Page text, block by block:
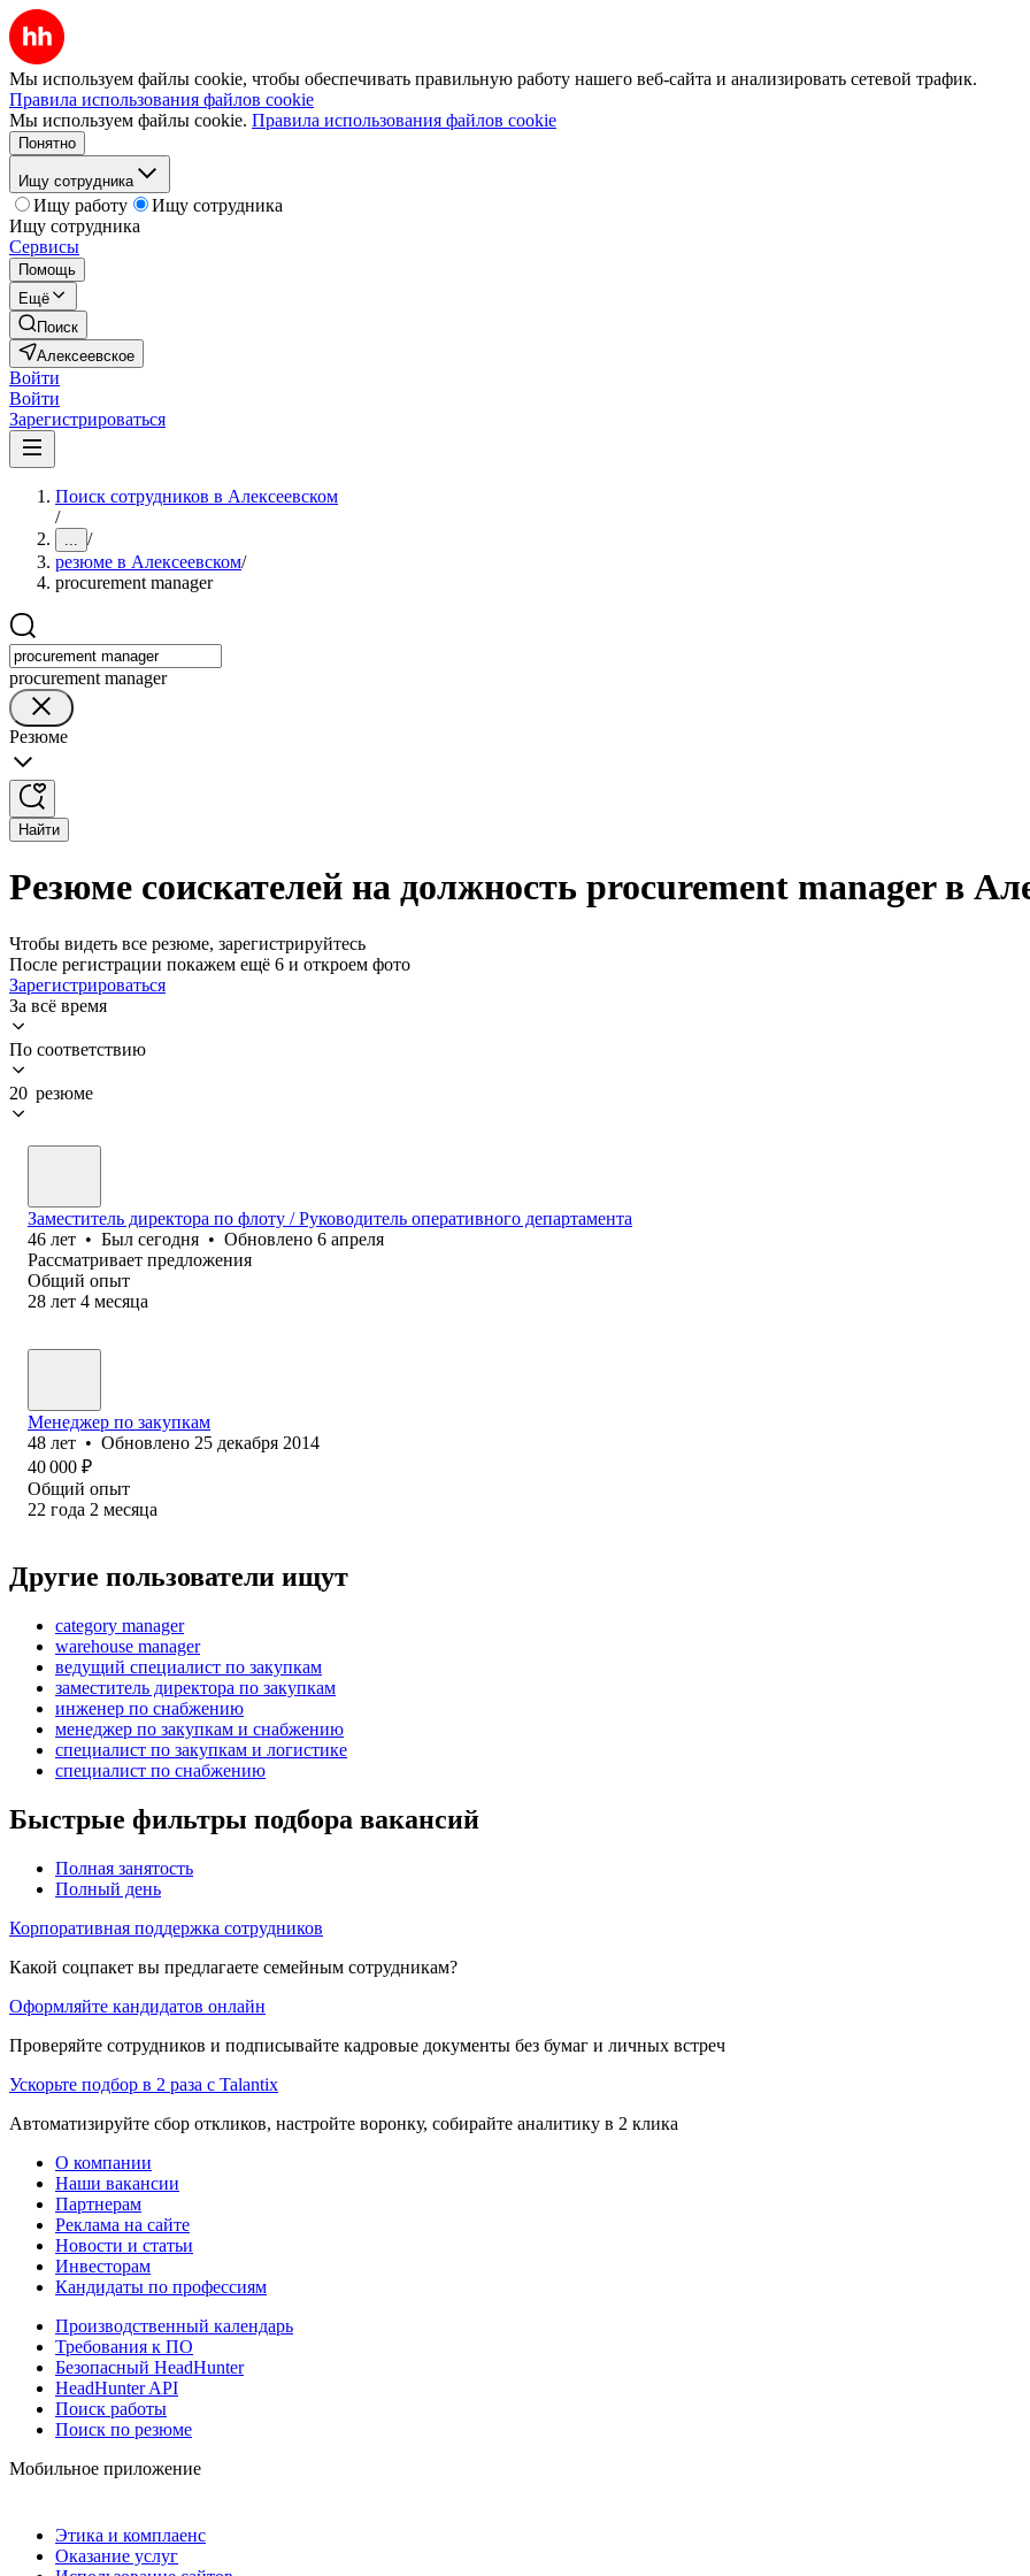
Мы используем файлы cookie, чтобы обеспечивать правильную работу нашего веб-сайта и анализировать сетевой трафик.
Правила использования файлов cookie
Мы используем файлы cookie. Правила использования файлов cookie
Понятно
Ищу сотрудника
Ищу работу
Ищу сотрудника
Ищу сотрудника
Сервисы
Помощь
Ещё
Поиск
Алексеевское
Войти
Войти
Зарегистрироваться
Поиск сотрудников в Алексеевском
/
... /
резюме в Алексеевском/
procurement manager
procurement manager
Резюме
Найти
Резюме соискателей на должность procurement manager в
Чтобы видеть все резюме, зарегистрируйтесь
После регистрации покажем ещё 6 и откроем фото
Зарегистрироваться
За всё время
По соответствию
20 резюме
Заместитель директора по флоту / Руководитель оперативного департамента
46 лет • Был сегодня • Обновлено 6 апреля
Рассматривает предложения
Общий опыт
28 лет 4 месяца
Менеджер по закупкам
48 лет • Обновлено 25 декабря 2014
40 000 ₽
Общий опыт
22 года 2 месяца
Другие пользователи ищут
category manager
warehouse manager
ведущий специалист по закупкам
заместитель директора по закупкам
инженер по снабжению
менеджер по закупкам и снабжению
специалист по закупкам и логистике
специалист по снабжению
Быстрые фильтры подбора вакансий
Полная занятость
Полный день
Корпоративная поддержка сотрудников
Какой соцпакет вы предлагаете семейным сотрудникам?
Оформляйте кандидатов онлайн
Проверяйте сотрудников и подписывайте кадровые документы без бумаг и личных встреч
Ускорьте подбор в 2 раза с Talantix
Автоматизируйте сбор откликов, настройте воронку, собирайте аналитику в 2 клика
О компании
Наши вакансии
Партнерам
Реклама на сайте
Новости и статьи
Инвесторам
Кандидаты по профессиям
Производственный календарь
Требования к ПО
Безопасный HeadHunter
HeadHunter API
Поиск работы
Поиск по резюме
Мобильное приложение
Этика и комплаенс
Оказание услуг